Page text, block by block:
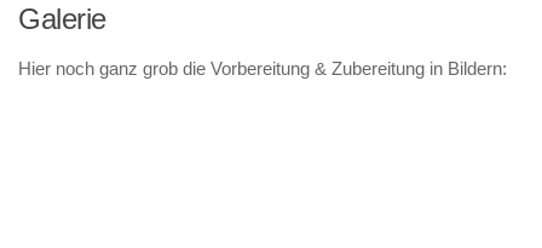
Galerie
Hier noch ganz grob die Vorbereitung & Zubereitung in Bildern: